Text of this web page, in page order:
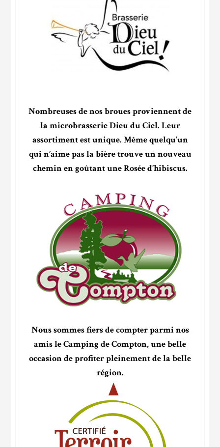
Nombreuses de nos broues proviennent de
la microbrasserie Dieu du Ciel. Leur
assortiment est unique. Même quelqu’un
qui n’aime pas la bière trouve un nouveau
chemin en goûtant une Rosée d’hibiscus.
Nous sommes fiers de compter parmi nos
amis le Camping de Compton, une belle
occasion de profiter pleinement de la belle
région.